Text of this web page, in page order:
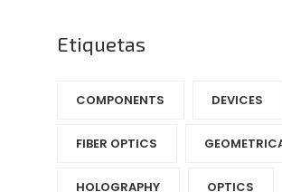
Etiquetas
COMPONENTS‎ DEVICES‎
FIBER OPTICS‎
HOLOGRAPHY‎ OPTICS‎